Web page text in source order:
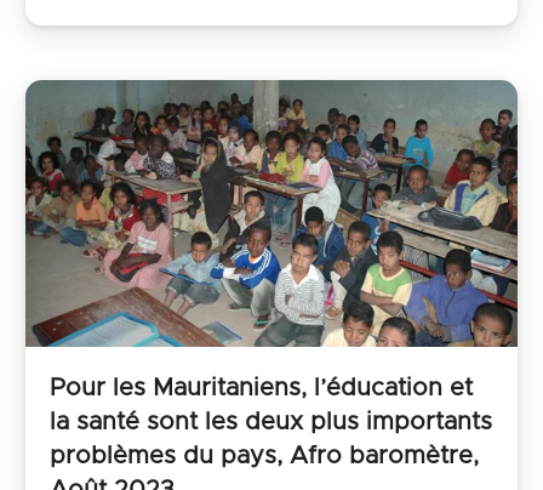
Pour les Mauritaniens, l’éducation et
la santé sont les deux plus importants
problèmes du pays, Afro baromètre,